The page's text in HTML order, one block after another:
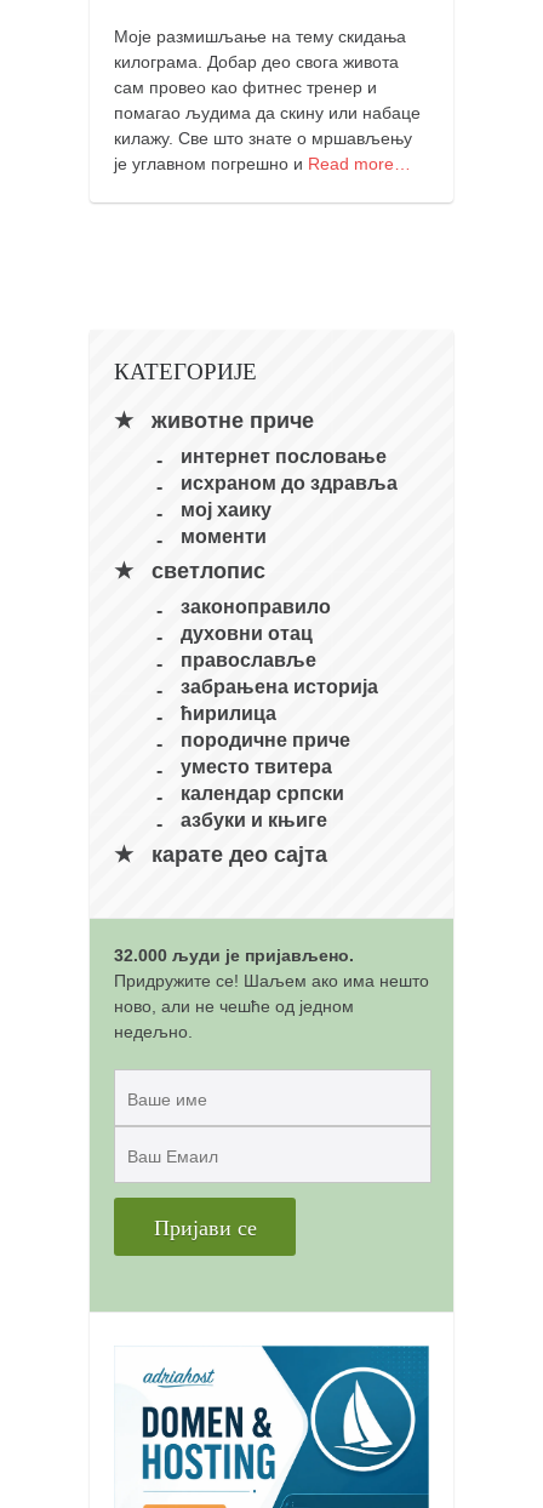
бо
саи
чланарина
контакт
бесплатна е-књига
термини тренинга
моја прича
Моје размишљање на тему скидања
килограма. Добар део свога живота
сам провео као фитнес тренер и
помагао људима да скину или набаце
килажу. Све што знате о мршављењу
је углавном погрешно и Read more…
КАТЕГОРИЈЕ
животне приче
интернет пословање
исхраном до здравља
мој хаику
моменти
светлопис
законоправило
духовни отац
православље
забрањена историја
ћирилица
породичне приче
уместо твитера
календар српски
азбуки и књиге
карате део сајта
32.000 људи је пријављено.
Придружите се! Шаљем ако има нешто
ново, али не чешће од једном
недељно.